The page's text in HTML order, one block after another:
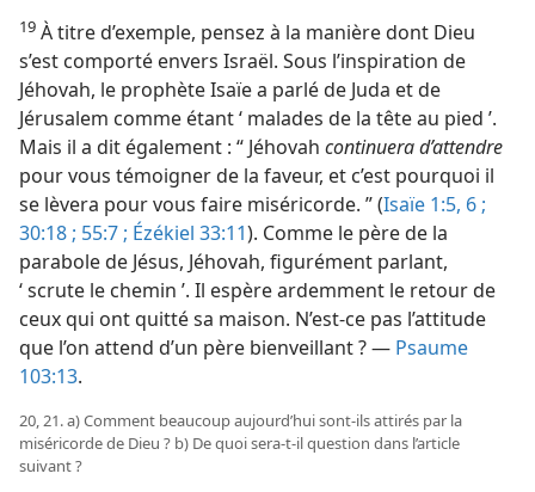
19 À titre d’exemple, pensez à la manière dont Dieu
s’est comporté envers Israël. Sous l’inspiration de
Jéhovah, le prophète Isaïe a parlé de Juda et de
Jérusalem comme étant ‘ malades de la tête au pied ’.
Mais il a dit également : “ Jéhovah continuera d’attendre
pour vous témoigner de la faveur, et c’est pourquoi il
se lèvera pour vous faire miséricorde. ” (Isaïe 1:5, 6 ;
30:18 ; 55:7 ; Ézékiel 33:11). Comme le père de la
parabole de Jésus, Jéhovah, figurément parlant,
‘ scrute le chemin ’. Il espère ardemment le retour de
ceux qui ont quitté sa maison. N’est-​ce pas l’attitude
que l’on attend d’un père bienveillant ? — Psaume
103:13.
20, 21. a) Comment beaucoup aujourd’hui sont-​ils attirés par la
miséricorde de Dieu ? b) De quoi sera-​t-​il question dans l’article
suivant ?